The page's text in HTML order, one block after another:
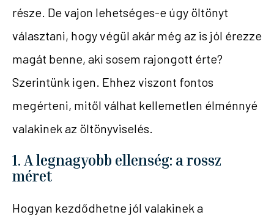
része. De vajon lehetséges-e úgy öltönyt
választani, hogy végül akár még az is jól érezze
magát benne, aki sosem rajongott érte?
Szerintünk igen. Ehhez viszont fontos
megérteni, mitől válhat kellemetlen élménnyé
valakinek az öltönyviselés.
1. A legnagyobb ellenség: a rossz
méret
Hogyan kezdődhetne jól valakinek a